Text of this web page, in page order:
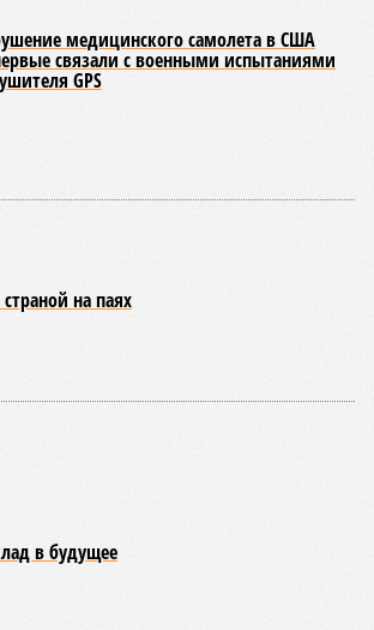
медицинского самолета в США
связали с военными испытаниями
GPS
страной на паях
в будущее